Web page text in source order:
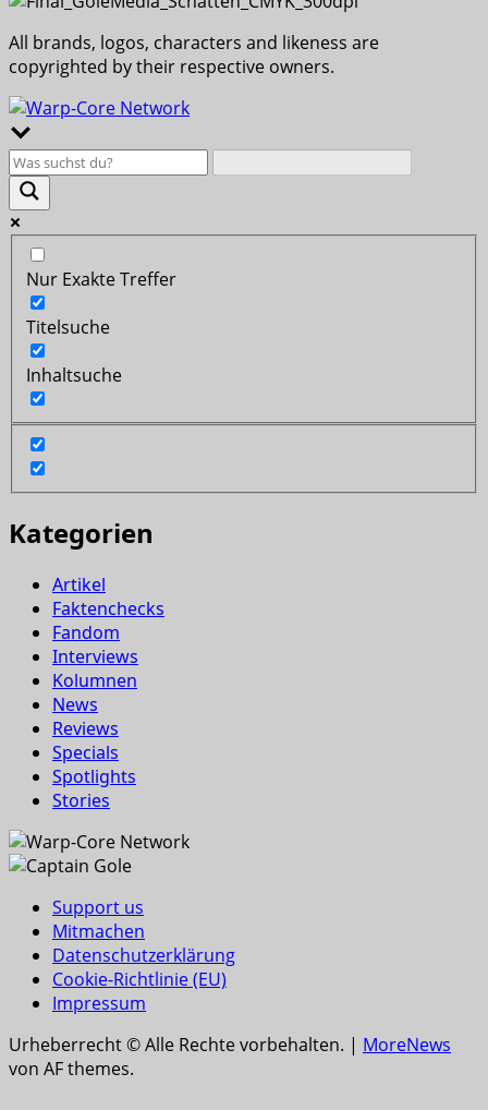
All brands, logos, characters and likeness are
copyrighted by their respective owners.
Nur Exakte Treffer
Titelsuche
Inhaltsuche
Kategorien
Artikel
Faktenchecks
Fandom
Interviews
Kolumnen
News
Reviews
Specials
Spotlights
Stories
Support us
Mitmachen
Datenschutzerklärung
Cookie-Richtlinie (EU)
Impressum
Urheberrecht © Alle Rechte vorbehalten. | MoreNews
von AF themes.